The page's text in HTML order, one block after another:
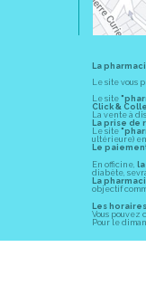
La
Le site vous
Le site
Click &
La vente à
La prise de
Le site
ultérieure)
Le
En officine,
diabète,
La
objectif
Les
Vous pouvez
Pour le